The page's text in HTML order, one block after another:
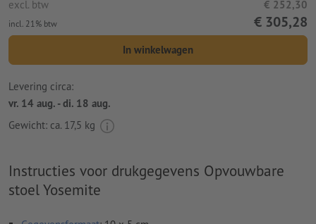
excl. btw € 252,30
incl. 21% btw € 305,28
In winkelwagen
Levering circa:
vr. 14 aug. - di. 18 aug.
Gewicht: ca. 17,5 kg
Instructies voor drukgegevens Opvouwbare
stoel Yosemite